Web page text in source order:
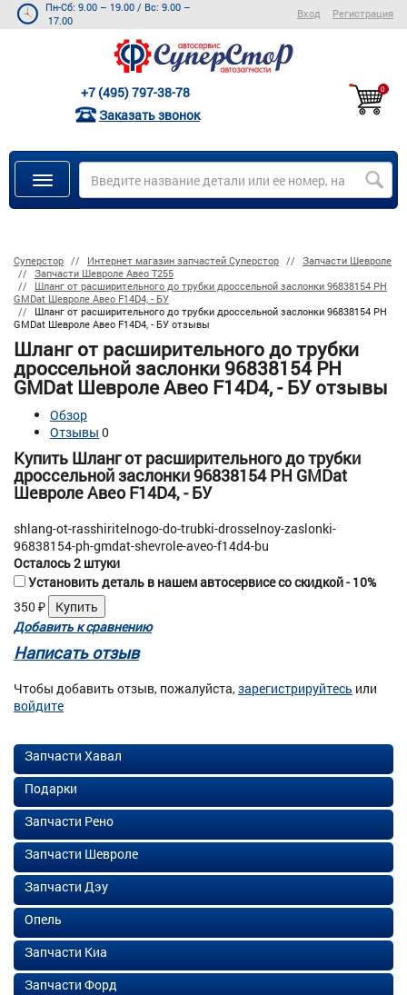
Пн-Сб: 9.00 – 19.00 / Вс: 9.00 –
17.00
Вход Регистрация
+7 (495) 797-38-78
Заказать звонок
0
Суперстор Интернет магазин запчастей Суперстор
Запчасти Шевроле
Запчасти Шевроле Авео Т255
Шланг от расширительного до трубки дроссельной заслонки 96838154 PH
GMDat Шевроле Авео F14D4, - БУ
Шланг от расширительного до трубки дроссельной заслонки 96838154 PH
GMDat Шевроле Авео F14D4, - БУ отзывы
Шланг от расширительного до трубки
дроссельной заслонки 96838154 PH
GMDat Шевроле Авео F14D4, - БУ отзывы
Обзор
Отзывы 0
Купить Шланг от расширительного до трубки
дроссельной заслонки 96838154 PH GMDat
Шевроле Авео F14D4, - БУ
shlang-ot-rasshiritelnogo-do-trubki-drosselnoy-zaslonki-
96838154-ph-gmdat-shevrole-aveo-f14d4-bu
Осталось 2 штуки
Установить деталь в нашем автосервисе со скидкой - 10%
350₽
Добавить к сравнению
Написать отзыв
Чтобы добавить отзыв, пожалуйста,зарегистрируйтесь или
войдите
Запчасти Хавал
Подарки
Запчасти Рено
Запчасти Шевроле
Запчасти Дэу
Опель
Запчасти Киа
Запчасти Форд